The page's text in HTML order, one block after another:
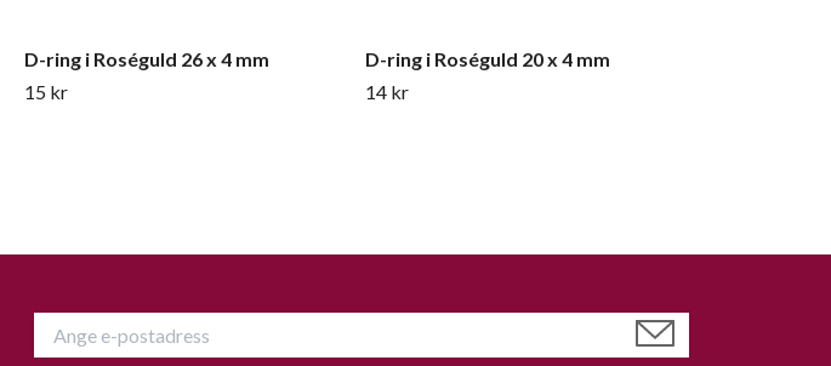
D-ring i Roséguld 26 x 4 mm
15 kr
D-ring i Roséguld 20 x 4 mm
14 kr